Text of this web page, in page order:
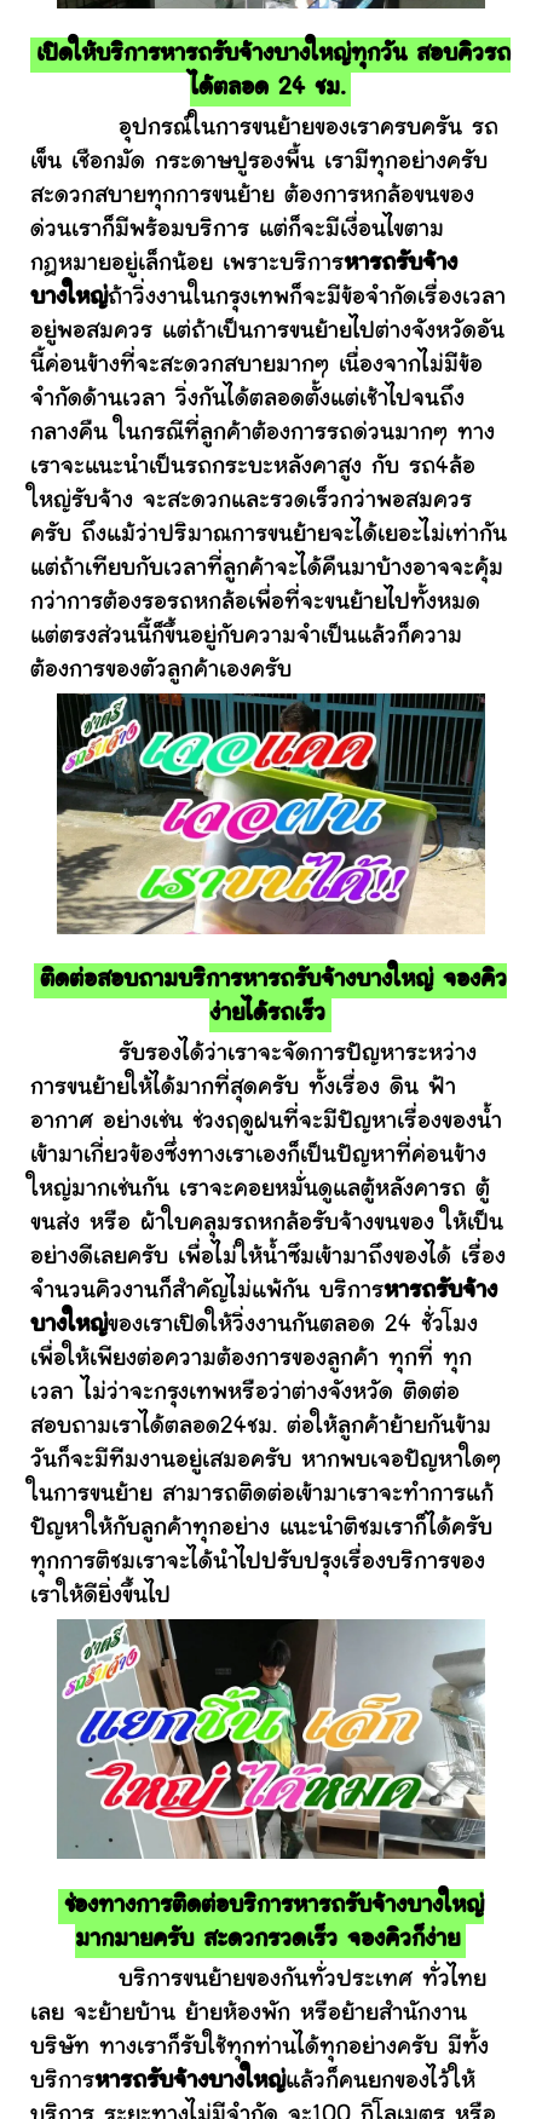
เปิดให้บริการหารถรับจ้างบางใหญ่ทุกวัน สอบคิวรถ
ได้ตลอด 24 ชม.
อุปกรณ์ในการขนย้ายของเราครบครัน รถ
เข็น เชือกมัด กระดาษปูรองพื้น เรามีทุกอย่างครับ
สะดวกสบายทุกการขนย้าย ต้องการหกล้อขนของ
ด่วนเราก็มีพร้อมบริการ แต่ก็จะมีเงื่อนไขตาม
กฎหมายอยู่เล็กน้อย เพราะบริการหารถรับจ้าง
บางใหญ่ถ้าวิ่งงานในกรุงเทพก็จะมีข้อจำกัดเรื่องเวลา
อยู่พอสมควร แต่ถ้าเป็นการขนย้ายไปต่างจังหวัดอัน
นี้ค่อนข้างที่จะสะดวกสบายมากๆ เนื่องจากไม่มีข้อ
จำกัดด้านเวลา วิ่งกันได้ตลอดตั้งแต่เช้าไปจนถึง
กลางคืน ในกรณีที่ลูกค้าต้องการรถด่วนมากๆ ทาง
เราจะแนะนำเป็นรถกระบะหลังคาสูง กับ รถ4ล้อ
ใหญ่รับจ้าง จะสะดวกและรวดเร็วกว่าพอสมควร
ครับ ถึงแม้ว่าปริมาณการขนย้ายจะได้เยอะไม่เท่ากัน
แต่ถ้าเทียบกับเวลาที่ลูกค้าจะได้คืนมาบ้างอาจจะคุ้ม
กว่าการต้องรอรถหกล้อเพื่อที่จะขนย้ายไปทั้งหมด
แต่ตรงส่วนนี้ก็ขึ้นอยู่กับความจำเป็นแล้วก็ความ
ต้องการของตัวลูกค้าเองครับ
ติดต่อสอบถามบริการหารถรับจ้างบางใหญ่ จองคิว
ง่ายได้รถเร็ว
รับรองได้ว่าเราจะจัดการปัญหาระหว่าง
การขนย้ายให้ได้มากที่สุดครับ ทั้งเรื่อง ดิน ฟ้า
อากาศ อย่างเช่น ช่วงฤดูฝนที่จะมีปัญหาเรื่องของน้ำ
เข้ามาเกี่ยวข้องซึ่งทางเราเองก็เป็นปัญหาที่ค่อนข้าง
ใหญ่มากเช่นกัน เราจะคอยหมั่นดูแลตู้หลังคารถ ตู้
ขนส่ง หรือ ผ้าใบคลุมรถหกล้อรับจ้างขนของ ให้เป็น
อย่างดีเลยครับ เพื่อไม่ให้น้ำซึมเข้ามาถึงของได้ เรื่อง
จำนวนคิวงานก็สำคัญไม่แพ้กัน บริการหารถรับจ้าง
บางใหญ่ของเราเปิดให้วิ่งงานกันตลอด 24 ชั่วโมง
เพื่อให้เพียงต่อความต้องการของลูกค้า ทุกที่ ทุก
เวลา ไม่ว่าจะกรุงเทพหรือว่าต่างจังหวัด ติดต่อ
สอบถามเราได้ตลอด24ชม. ต่อให้ลูกค้าย้ายกันข้าม
วันก็จะมีทีมงานอยู่เสมอครับ หากพบเจอปัญหาใดๆ
ในการขนย้าย สามารถติดต่อเข้ามาเราจะทำการแก้
ปัญหาให้กับลูกค้าทุกอย่าง แนะนำติชมเราก็ได้ครับ
ทุกการติชมเราจะได้นำไปปรับปรุงเรื่องบริการของ
เราให้ดียิ่งขึ้นไป
ช่องทางการติดต่อบริการหารถรับจ้างบางใหญ่
มากมายครับ สะดวกรวดเร็ว จองคิวก็ง่าย
บริการขนย้ายของกันทั่วประเทศ ทั่วไทย
เลย จะย้ายบ้าน ย้ายห้องพัก หรือย้ายสำนักงาน
บริษัท ทางเราก็รับใช้ทุกท่านได้ทุกอย่างครับ มีทั้ง
บริการหารถรับจ้างบางใหญ่แล้วก็คนยกของไว้ให้